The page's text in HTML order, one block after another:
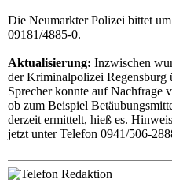
Die Neumarkter Polizei bittet
09181/4885-0.
Aktualisierung: Inzwischen
der Kriminalpolizei
Sprecher konnte auf Nachfrage
ob zum Beispiel
derzeit ermittelt, hieß es.
jetzt unter Telefon 0941/506-